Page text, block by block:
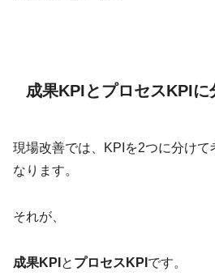
成果KPIとプロセスKPIに
現場改善では、KPIを2つに分けて
なります。
それが、
成果KPI と プロセスKPI です。